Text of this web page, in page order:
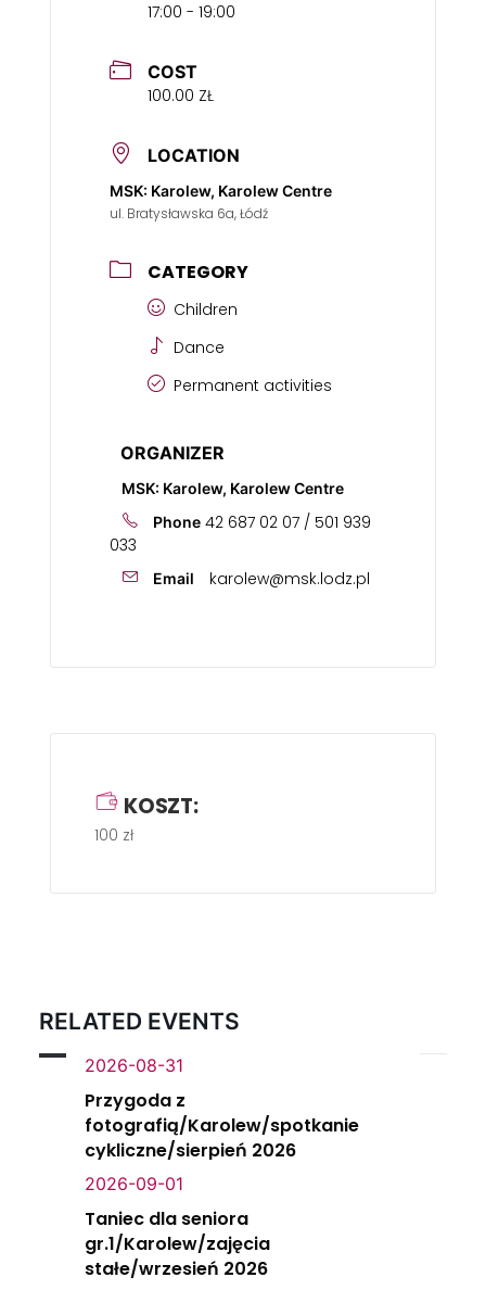
17:00 - 19:00
COST
100.00 ZŁ
LOCATION
MSK: Karolew, Karolew Centre
ul. Bratysławska 6a, Łódź
CATEGORY
Children
Dance
Permanent activities
ORGANIZER
MSK: Karolew, Karolew Centre
Phone 42 687 02 07 / 501 939
033
Email karolew@msk.lodz.pl
KOSZT:
100 zł
RELATED EVENTS
2026-08-31
Przygoda z
fotografią/Karolew/spotkanie
cykliczne/sierpień 2026
2026-09-01
Taniec dla seniora
gr.1/Karolew/zajęcia
stałe/wrzesień 2026